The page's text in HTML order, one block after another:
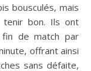
bousculés, mais
bon. Ils ont
de match par
offrant ainsi
sans défaite,